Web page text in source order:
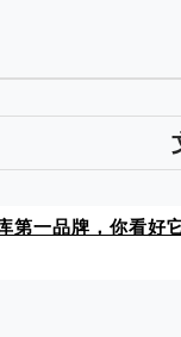
第一品牌，你看好